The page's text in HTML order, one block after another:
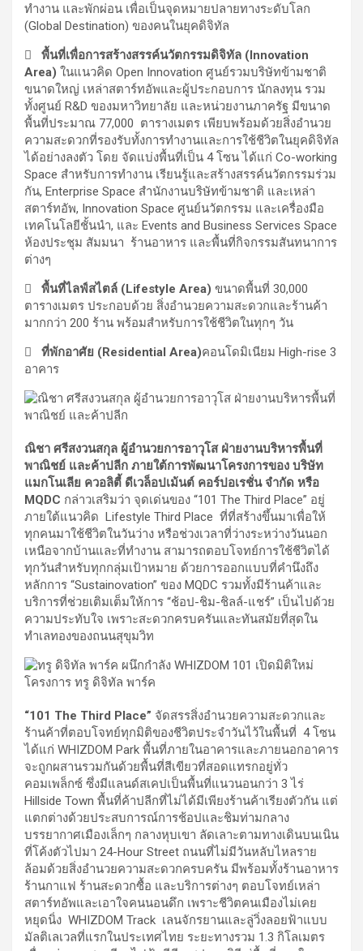
ทำงาน และพักผ่อน เพื่อเป็นจุดหมายปลายทางระดับโลก
(Global Destination) ของคนในยุคดิจิทัล
 พื้นที่เพื่อการสร้างสรรค์นวัตกรรมดิจิทัล (Innovation
Area) ในแนวคิด Open Innovation ศูนย์รวมบริษัทข้ามชาติ
ขนาดใหญ่ เหล่าสตาร์ทอัพและผู้ประกอบการ นักลงทุน รวม
ทั้งศูนย์ R&D ของมหาวิทยาลัย และหน่วยงานภาครัฐ มีขนาด
พื้นที่ประมาณ 77,000 ตารางเมตร เพียบพร้อมด้วยสิ่งอำนวย
ความสะดวกที่รองรับทั้งการทำงานและการใช้ชีวิตในยุคดิจิทัล
ได้อย่างลงตัว โดย จัดแบ่งพื้นที่เป็น 4 โซน ได้แก่ Co-working
Space สำหรับการทำงาน เรียนรู้และสร้างสรรค์นวัตกรรมร่วม
กัน, Enterprise Space สำนักงานบริษัทข้ามชาติ และเหล่า
สตาร์ทอัพ, Innovation Space ศูนย์นวัตกรรม และเครื่องมือ
เทคโนโลยีชั้นนำ, และ Events and Business Services Space
ห้องประชุม สัมมนา ร้านอาหาร และพื้นที่กิจกรรมสันทนาการ
ต่างๆ
 พื้นที่ไลฟ์สไตล์ (Lifestyle Area) ขนาดพื้นที่ 30,000
ตารางเมตร ประกอบด้วย สิ่งอำนวยความสะดวกและร้านค้า
มากกว่า 200 ร้าน พร้อมสำหรับการใช้ชีวิตในทุกๆ วัน
 ที่พักอาศัย (Residential Area)คอนโดมิเนียม High-rise 3
อาคาร
ณิชา ศรีสงวนสกุล ผู้อำนวยการอาวุโส ฝ่ายงานบริหารพื้นที่
พาณิชย์ และค้าปลีก ภายใต้การพัฒนาโครงการของ บริษัท
แมกโนเลีย ควอลิตี้ ดีเวล็อปเม้นต์ คอร์ปอเรชั่น จำกัด หรือ
MQDC กล่าวเสริมว่า จุดเด่นของ “101 The Third Place” อยู่
ภายใต้แนวคิด Lifestyle Third Place ที่ที่สร้างขึ้นมาเพื่อให้
ทุกคนมาใช้ชีวิตในวันว่าง หรือช่วงเวลาที่ว่างระหว่างวันนอก
เหนือจากบ้านและที่ทำงาน สามารถตอบโจทย์การใช้ชีวิตได้
ทุกวันสำหรับทุกกลุ่มเป้าหมาย ด้วยการออกแบบที่คำนึงถึง
หลักการ “Sustainovation” ของ MQDC รวมทั้งมีร้านค้าและ
บริการที่ช่วยเติมเต็มให้การ “ช้อป-ชิม-ชิลล์-แชร์” เป็นไปด้วย
ความประทับใจ เพราะสะดวกครบครันและทันสมัยที่สุดใน
ทำเลทองของถนนสุขุมวิท
“101 The Third Place” จัดสรรสิ่งอำนวยความสะดวกและ
ร้านค้าที่ตอบโจทย์ทุกมิติของชีวิตประจำวันไว้ในพื้นที่ 4 โซน
ได้แก่ WHIZDOM Park พื้นที่ภายในอาคารและภายนอกอาคาร
จะถูกผสานรวมกันด้วยพื้นที่สีเขียวที่สอดแทรกอยู่ทั่ว
คอมเพล็กซ์ ซึ่งมีแลนด์สเคปเป็นพื้นที่แนวนอนกว่า 3 ไร่
Hillside Town พื้นที่ค้าปลีกที่ไม่ได้มีเพียงร้านค้าเรียงตัวกัน แต่
แตกต่างด้วยประสบการณ์การช้อปและชิมท่ามกลาง
บรรยากาศเมืองเล็กๆ กลางหุบเขา ลัดเลาะตามทางเดินบนเนิน
ที่โค้งตัวไปมา 24-Hour Street ถนนที่ไม่มีวันหลับไหลราย
ล้อมด้วยสิ่งอำนวยความสะดวกครบครัน มีพร้อมทั้งร้านอาหาร
ร้านกาแฟ ร้านสะดวกซื้อ และบริการต่างๆ ตอบโจทย์เหล่า
สตาร์ทอัพและเอาใจคนนอนดึก เพราะชีวิตคนเมืองไม่เคย
หยุดนิ่ง WHIZDOM Track เลนจักรยานและลู่วิ่งลอยฟ้าแบบ
มัลติเลเวลที่แรกในประเทศไทย ระยะทางรวม 1.3 กิโลเมตร